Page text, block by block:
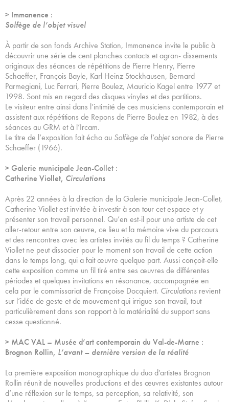
> Immanence :
Solfège de l’objet visuel
À partir de son fonds Archive Station, Immanence invite le public à
découvrir une série de cent planches contacts et agran- dissements
originaux des séances de répétitions de Pierre Henry, Pierre
Schaeffer, François Bayle, Karl Heinz Stockhausen, Bernard
Parmegiani, Luc Ferrari, Pierre Boulez, Mauricio Kagel entre 1977 et
1998. Sont mis en regard des disques vinyles et des partitions.
Le visiteur entre ainsi dans l’intimité de ces musiciens contemporain et
assistent aux répétitions de Repons de Pierre Boulez en 1982, à des
séances au GRM et à l’Ircam.
Le titre de l’exposition fait écho au Solfège de l’objet sonorede Pierre
Schaeffer (1966).
> Galerie municipale Jean-Collet :
Catherine Viollet, Circulations
Après 22 années à la direction de la Galerie municipale Jean-Collet,
Catherine Viollet est invitée à investir à son tour cet espace et y
présenter son travail personnel. Qu’en est-il pour une artiste de cet
aller-retour entre son œuvre, ce lieu et la mémoire vive du parcours
et des rencontres avec les artistes invités au fil du temps ? Catherine
Viollet ne peut dissocier pour le moment son travail de cette action
dans le temps long, qui a fait œuvre quelque part. Aussi conçoit-elle
cette exposition comme un fil tiré entre ses œuvres de différentes
périodes et quelques invitations en résonance, accompagnée en
cela par le commissariat de Françoise Docquiert. Circulations revient
sur l’idée de geste et de mouvement qui irrigue son travail, tout
particulièrement dans son rapport à la matérialité du support sans
cesse questionné.
> MAC VAL – Musée d’art contemporain du Val-de-Marne :
Brognon Rollin, L’avant – dernière version de la réalité
La première exposition monographique du duo d’artistes Brognon
Rollin réunit de nouvelles productions et des œuvres existantes autour
d’une réflexion sur le temps, sa perception, sa relativité, son